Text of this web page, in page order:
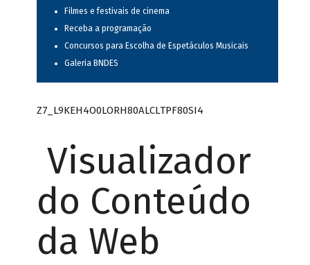
Filmes e festivais de cinema
Receba a programação
Concursos para Escolha de Espetáculos Musicais
Galeria BNDES
Z7_L9KEH4O0LORH80ALCLTPF80SI4
Visualizador
do Conteúdo
da Web